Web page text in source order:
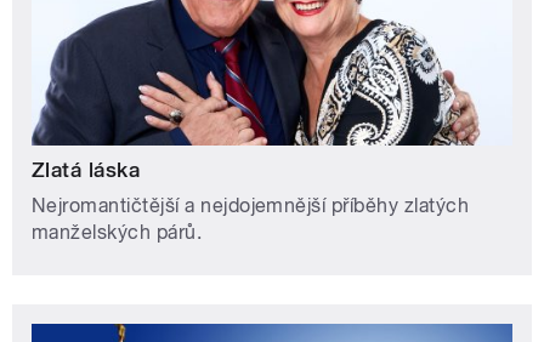
Zlatá láska
Nejromantičtější a nejdojemnější příběhy zlatých
manželských párů.